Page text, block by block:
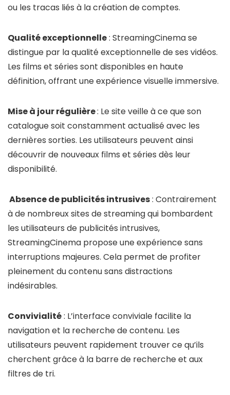
ou les tracas liés à la création de comptes.
Qualité exceptionnelle: StreamingCinema se
distingue par la qualité exceptionnelle de ses vidéos.
Les films et séries sont disponibles en haute
définition, offrant une expérience visuelle immersive.
Mise à jour régulière: Le site veille à ce que son
catalogue soit constamment actualisé avec les
dernières sorties. Les utilisateurs peuvent ainsi
découvrir de nouveaux films et séries dès leur
disponibilité.
Absence de publicités intrusives: Contrairement
à de nombreux sites de streaming qui bombardent
les utilisateurs de publicités intrusives,
StreamingCinema propose une expérience sans
interruptions majeures. Cela permet de profiter
pleinement du contenu sans distractions
indésirables.
Convivialité: L’interface conviviale facilite la
navigation et la recherche de contenu. Les
utilisateurs peuvent rapidement trouver ce qu’ils
cherchent grâce à la barre de recherche et aux
filtres de tri.